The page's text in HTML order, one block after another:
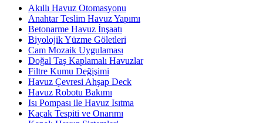
Akıllı Havuz Otomasyonu
Anahtar Teslim Havuz Yapımı
Betonarme Havuz İnşaatı
Biyolojik Yüzme Göletleri
Cam Mozaik Uygulaması
Doğal Taş Kaplamalı Havuzlar
Filtre Kumu Değişimi
Havuz Çevresi Ahşap Deck
Havuz Robotu Bakımı
Isı Pompası ile Havuz Isıtma
Kaçak Tespiti ve Onarımı